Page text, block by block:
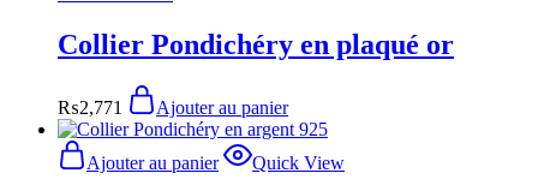
Collier Pondichéry en plaqué or
₨2,771 Ajouter au panier
Ajouter au panier Quick View